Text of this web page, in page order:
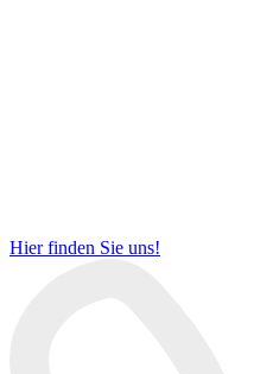
Hier finden Sie uns!